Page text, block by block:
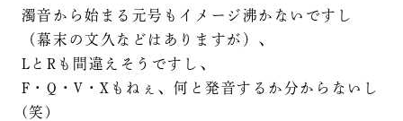
濁音から始まる元号もイメージ沸かないですし
（幕末の文久などはありますが）、
LとRも間違えそうですし、
F・Q・V・Xもねぇ、何と発音するか分からないし
(笑)